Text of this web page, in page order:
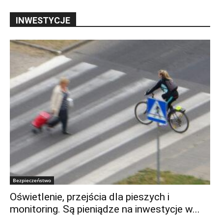
INWESTYCJE
Bezpieczeństwo
Oświetlenie, przejścia dla pieszych i
monitoring. Są pieniądze na inwestycje w...